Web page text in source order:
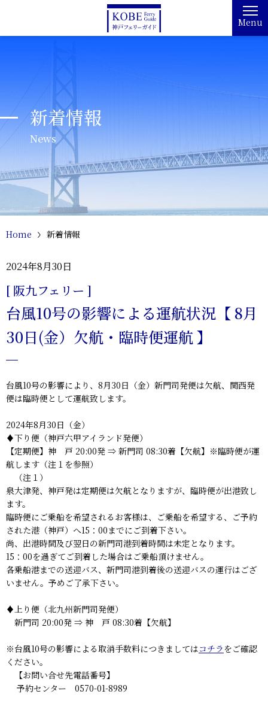
Menu
新着情報
News
Home 新着情報
2024年8月30日
[ 阪九フェリー ]
台風10号の影響による運航状況【 8月
30日(金）欠航・臨時便運航 】
台風10号の影響により、8月30日（金）新門司発便は欠航、関西発
便は臨時便 として運航致します。
2024年8月30日（金）
♦下り便（神戸六甲アイランド発便）
【定期便】神 戸 20:00発 ⇒ 新門司 08:30着【欠航】※臨時便が運
航します（注１を参照）
（注１）
泉大津発、神戸発は定期便は欠航となりますが、 臨時便が出港致し
ます。
臨時便にご乗船を希望されるお客様は、ご乗船を希望する、ご予約
された港（神戸）へ15：00までにご到着下さい。
尚、出港時間及び翌日の新門司港到着時間は未定となります。
15：00を過ぎてご到着した場合はご乗船頂けません。
各乗船港までの送迎バス、新門司港到着後の送迎バスの運行はござ
いません。予めご了承下さい。
♦上り便（北九州新門司発便）
新門司 20:00発 ⇒ 神 戸 08:30着【欠航】
※台風10号の影響による取消手数料につきましてはコチラ をご確認
ください。
【お問い合せ先電話番号】
予約センター 0570-01-8989